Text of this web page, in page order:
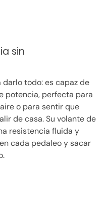
sin
todo: es capaz de
potencia, perfecta para
o para sentir que
de casa. Su volante de
resistencia fluida y
cada pedaleo y sacar